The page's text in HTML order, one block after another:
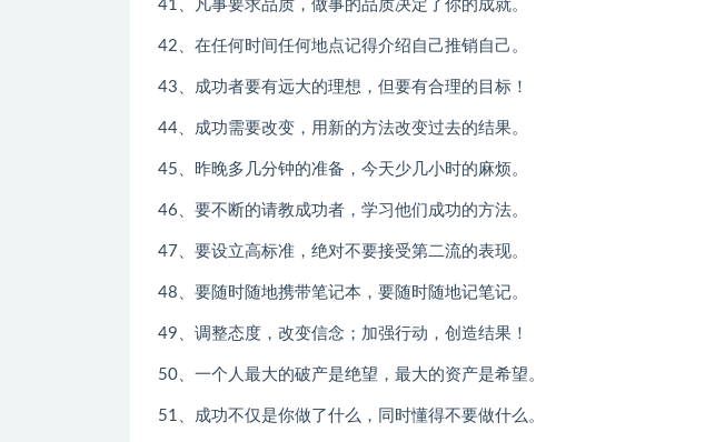
41、凡事要求品质，做事的品质决定了你的成就。
42、在任何时间任何地点记得介绍自己推销自己。
43、成功者要有远大的理想，但要有合理的目标！
44、成功需要改变，用新的方法改变过去的结果。
45、昨晚多几分钟的准备，今天少几小时的麻烦。
46、要不断的请教成功者，学习他们成功的方法。
47、要设立高标准，绝对不要接受第二流的表现。
48、要随时随地携带笔记本，要随时随地记笔记。
49、调整态度，改变信念；加强行动，创造结果！
50、一个人最大的破产是绝望，最大的资产是希望。
51、成功不仅是你做了什么，同时懂得不要做什么。